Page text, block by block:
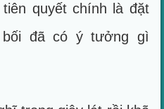
quyết chính là đặt
bối đã có ý tưởng gì